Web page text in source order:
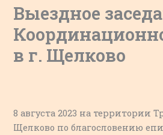
Выездное
в г. Щелково
8 августа 2023 на территории
Щелково по благословению